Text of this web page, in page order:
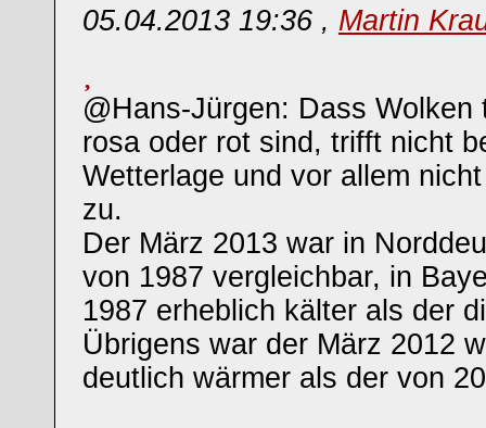
05.04.2013 19:36 , Martin
@Hans-Jürgen: Dass Wolken
rosa oder rot sind, trifft nicht
Wetterlage und vor allem
zu.
Der März 2013 war in
von 1987 vergleichbar, in
1987 erheblich kälter als der
Übrigens war der März 2012
deutlich wärmer als der von